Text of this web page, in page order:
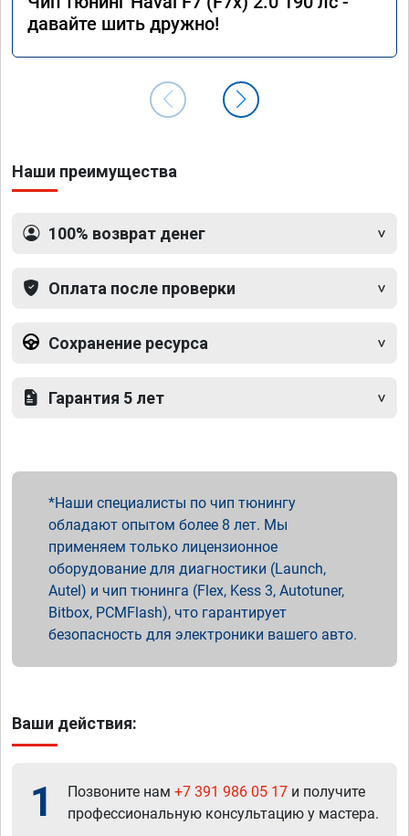
давайте шить дружно!
Наши преимущества
100% возврат денег
Оплата после проверки
Сохранение ресурса
Гарантия 5 лет
Наши специалисты по чип тюнингу
обладают опытом более 8 лет. Мы
применяем только лицензионное
оборудование для диагностики (Launch,
Autel) и чип тюнинга (Flex, Kess 3, Autotuner,
Bitbox, PCMFlash), что гарантирует
безопасность для электроники вашего авто.
Ваши действия:
1 Позвоните нам +7 391 986 05 17 и получите
профессиональную консультацию у мастера.